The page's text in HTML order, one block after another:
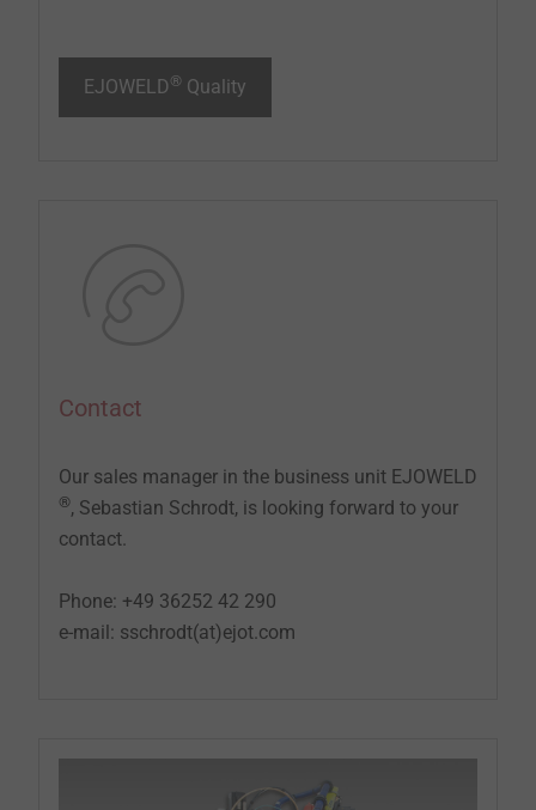
EJOWELD ® Quality
Contact
Our sales manager in the business unit EJOWELD
®, Sebastian Schrodt, is looking forward to your
contact.
Phone: +49 36252 42 290
e-mail: sschrodt(at)ejot.com